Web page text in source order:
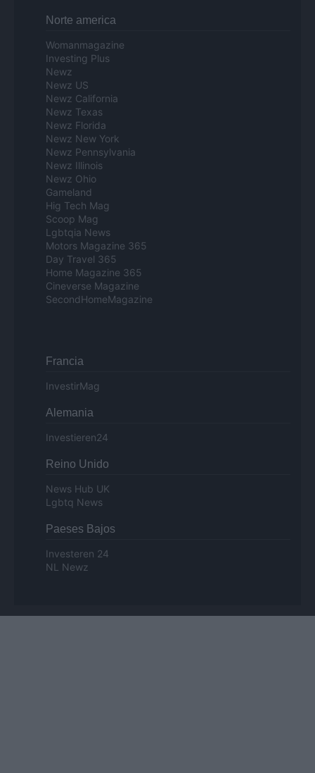
Norte america
Womanmagazine
Investing Plus
Newz
Newz US
Newz California
Newz Texas
Newz Florida
Newz New York
Newz Pennsylvania
Newz Illinois
Newz Ohio
Gameland
Hig Tech Mag
Scoop Mag
Lgbtqia News
Motors Magazine 365
Day Travel 365
Home Magazine 365
Cineverse Magazine
SecondHomeMagazine
Francia
InvestirMag
Alemania
Investieren24
Reino Unido
News Hub UK
Lgbtq News
Paeses Bajos
Investeren 24
NL Newz